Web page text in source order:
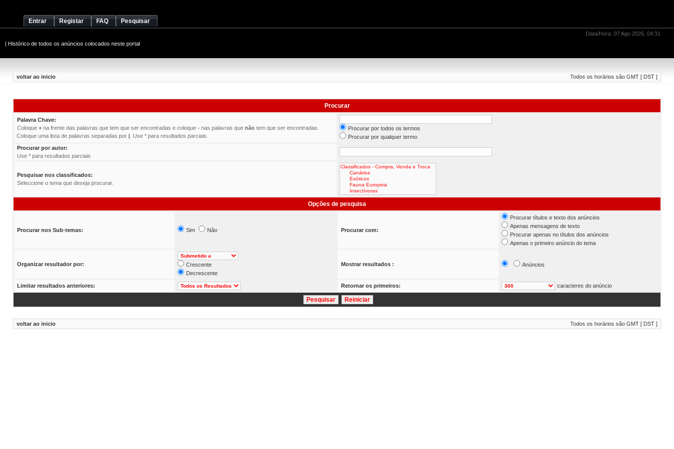
Entrar Registar FAQ Pesquisar
Data/Hora: 07 Ago 2026, 04:31
| Histórico de todos os anúncios colocados neste portal
voltar ao inicio Todos os horários são GMT [ DST ]
Procurar
Palavra Chave:
Coloque + na frente das palavras que tem que ser encontradas e coloque - nas palavras que não tem que ser encontradas.
Coloque uma lista de palavras separadas por | . Use * para resultados parciais.
Procurar por todos os termos
Procurar por qualquer termo
Procurar por autor:
Use * para resultados parciais
Pesquisar nos classificados:
Seleccione o tema que deseja procurar.
Opções de pesquisa
Procurar nos Sub-temas: Sim Não Procurar com:
Procurar títulos e texto dos anúncios
Apenas mensagens de texto
Procurar apenas no títulos dos anúncios
Apenas o primeiro anúncio do tema
Organizar resultador por:
Crescente
Decrescente
Mostrar resultados : Anúncios
Limitar resultados anteriores: Retornar os primeiros: caracteres do anúncio
voltar ao inicio Todos os horários são GMT [ DST ]